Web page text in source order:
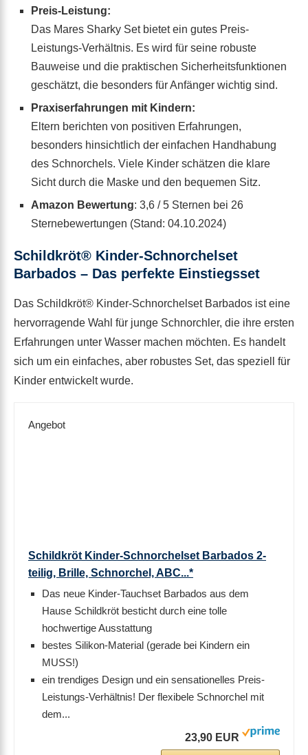
Preis-Leistung:
Das Mares Sharky Set bietet ein gutes Preis-
Leistungs-Verhältnis. Es wird für seine robuste
Bauweise und die praktischen Sicherheitsfunktionen
geschätzt, die besonders für Anfänger wichtig sind.
Praxiserfahrungen mit Kindern:
Eltern berichten von positiven Erfahrungen,
besonders hinsichtlich der einfachen Handhabung
des Schnorchels. Viele Kinder schätzen die klare
Sicht durch die Maske und den bequemen Sitz.
Amazon Bewertung: 3,6 / 5 Sternen bei 26
Sternebewertungen (Stand: 04.10.2024)
Schildkröt® Kinder-Schnorchelset
Barbados – Das perfekte Einstiegsset
Das Schildkröt® Kinder-Schnorchelset Barbados ist eine
hervorragende Wahl für junge Schnorchler, die ihre ersten
Erfahrungen unter Wasser machen möchten. Es handelt
sich um ein einfaches, aber robustes Set, das speziell für
Kinder entwickelt wurde.
Angebot
Schildkröt Kinder-Schnorchelset Barbados 2-
teilig, Brille, Schnorchel, ABC...*
Das neue Kinder-Tauchset Barbados aus dem
Hause Schildkröt besticht durch eine tolle
hochwertige Ausstattung
bestes Silikon-Material (gerade bei Kindern ein
MUSS!)
ein trendiges Design und ein sensationelles Preis-
Leistungs-Verhältnis! Der flexibele Schnorchel mit
dem...
23,90 EUR